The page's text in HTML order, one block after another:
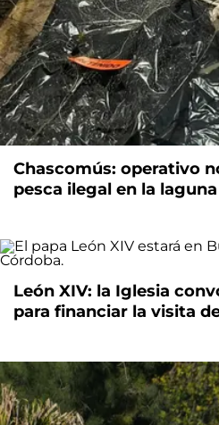
Chascomús: operativo
pesca ilegal en la laguna
León XIV: la Iglesia
para financiar la visita